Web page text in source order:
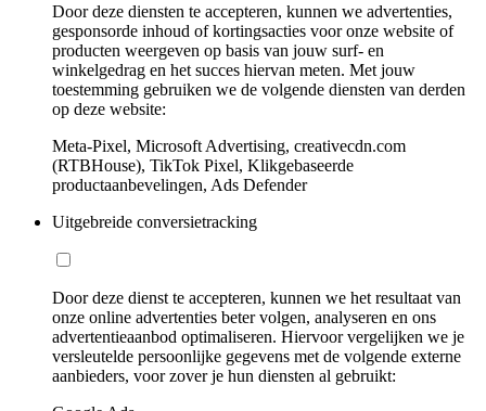
Door deze diensten te accepteren, kunnen we advertenties,
gesponsorde inhoud of kortingsacties voor onze website of
producten weergeven op basis van jouw surf- en
winkelgedrag en het succes hiervan meten. Met jouw
toestemming gebruiken we de volgende diensten van derden
op deze website:
Meta-Pixel, Microsoft Advertising, creativecdn.com
(RTBHouse), TikTok Pixel, Klikgebaseerde
productaanbevelingen, Ads Defender
Uitgebreide conversietracking
Door deze dienst te accepteren, kunnen we het resultaat van
onze online advertenties beter volgen, analyseren en ons
advertentieaanbod optimaliseren. Hiervoor vergelijken we je
versleutelde persoonlijke gegevens met de volgende externe
aanbieders, voor zover je hun diensten al gebruikt: